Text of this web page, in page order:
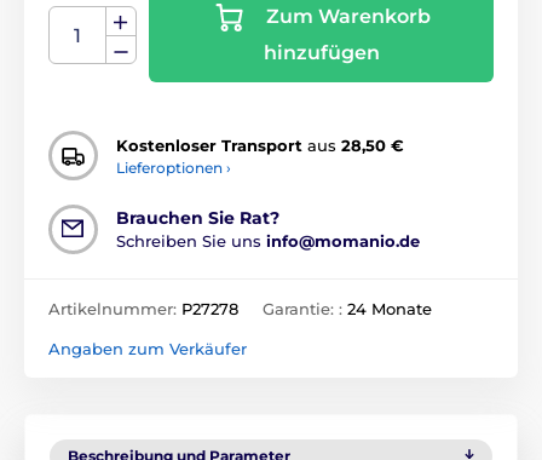
Zum Warenkorb
hinzufügen
Kostenloser Transport aus 28,50 €
Lieferoptionen ›
Brauchen Sie Rat?
Schreiben Sie uns info@momanio.de
Artikelnummer: P27278 Garantie: : 24 Monate
Angaben zum Verkäufer
Beschreibung und Parameter